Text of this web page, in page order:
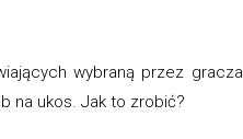
wybraną przez gracza
na ukos. Jak to zrobić?